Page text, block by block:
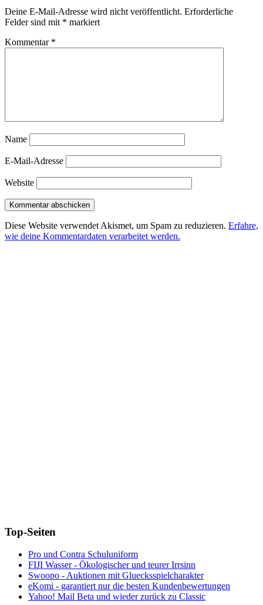
Deine E-Mail-Adresse wird nicht veröffentlicht. Erforderliche
Felder sind mit * markiert
Kommentar *
Name
E-Mail-Adresse
Website
Diese Website verwendet Akismet, um Spam zu reduzieren. Erfahre,
wie deine Kommentardaten verarbeitet werden.
Top-Seiten
Pro und Contra Schuluniform
FIJI Wasser - Ökologischer und teurer Irrsinn
Swoopo - Auktionen mit Gluecksspielcharakter
eKomi - garantiert nur die besten Kundenbewertungen
Yahoo! Mail Beta und wieder zurück zu Classic